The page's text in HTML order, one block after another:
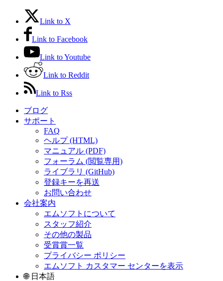
Link to X
Link to Facebook
Link to Youtube
Link to Reddit
Link to Rss
ブログ
サポート
FAQ
ヘルプ (HTML)
マニュアル (PDF)
フォーラム (閲覧専用)
ライブラリ (GitHub)
登録キーを再送
お問い合わせ
会社案内
エムソフトについて
スタッフ紹介
その他の製品
受賞賞一覧
プライバシー ポリシー
エムソフト カスタマー センターを表示
🌐 日本語